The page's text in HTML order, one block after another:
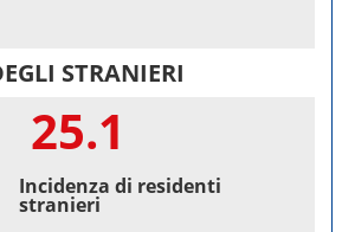
STRANIERI
25.1
Incidenza di residenti
stranieri